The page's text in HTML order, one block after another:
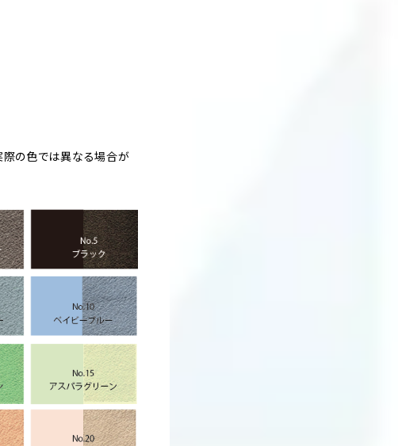
際の色では異なる場合が